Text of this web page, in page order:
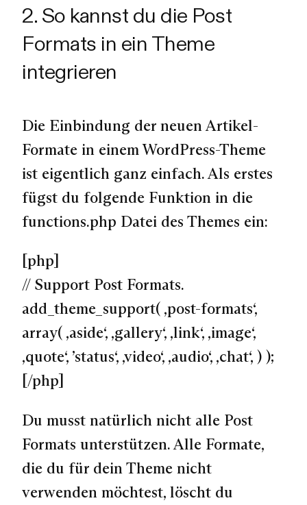
2. So kannst du die Post
Formats in ein Theme
integrieren
Die Einbindung der neuen Artikel-
Formate in einem WordPress-Theme
ist eigentlich ganz einfach. Als erstes
fügst du folgende Funktion in die
functions.php Datei des Themes ein:
[php]
// Support Post Formats.
add_theme_support( ‚post-formats‘,
array( ‚aside‘, ‚gallery‘, ‚link‘, ‚image‘,
‚quote‘, ’status‘, ‚video‘, ‚audio‘, ‚chat‘, ) );
[/php]
Du musst natürlich nicht alle Post
Formats unterstützen. Alle Formate,
die du für dein Theme nicht
verwenden möchtest, löscht du